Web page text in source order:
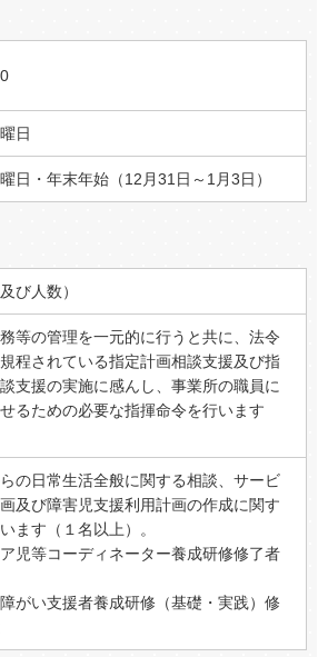
日
日・年末年始（12月31日～1月3日）
び人数）
等の管理を一元的に行うと共に、法令
程されている指定計画相談支援及び指
支援の実施に感んし、事業所の職員に
るための必要な指揮命令を行います
の日常生活全般に関する相談、サービ
及び障害児支援利用計画の作成に関す
ます（１名以上）。
児等コーディネーター養成研修修了者
がい支援者養成研修（基礎・実践）修